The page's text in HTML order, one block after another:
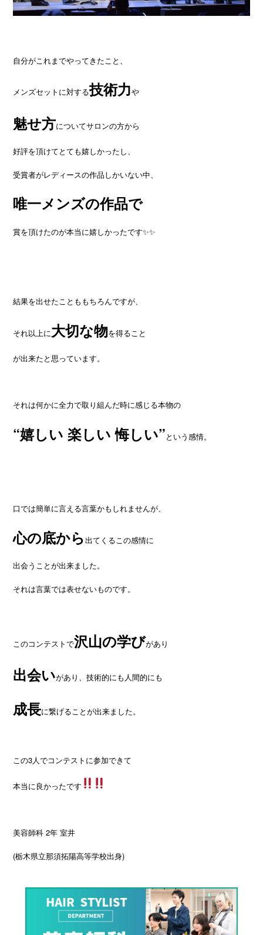
自分がこれまでやってきたこと、
メンズセットに対する技術力や
魅せ方についてサロンの方から
好評を頂けてとても嬉しかったし、
受賞者がレディースの作品しかいない中、
唯一メンズの作品で
賞を頂けたのが本当に嬉しかったです✨✨
結果を出せたことももちろんですが、
それ以上に大切な物を得ること
が出来たと思っています。
それは何かに全力で取り組んだ時に感じる本物の
“嬉しい 楽しい 悔しい”という感情。
口では簡単に言える言葉かもしれませんが、
心の底から出てくるこの感情に
出会うことが出来ました。
それは言葉では表せないものです。
このコンテストで沢山の学びがあり
出会いがあり、技術的にも人間的にも
成長に繋げることが出来ました。
この3人でコンテストに参加できて
本当に良かったです
美容師科 2年 室井
(栃木県立那須拓陽高等学校出身)